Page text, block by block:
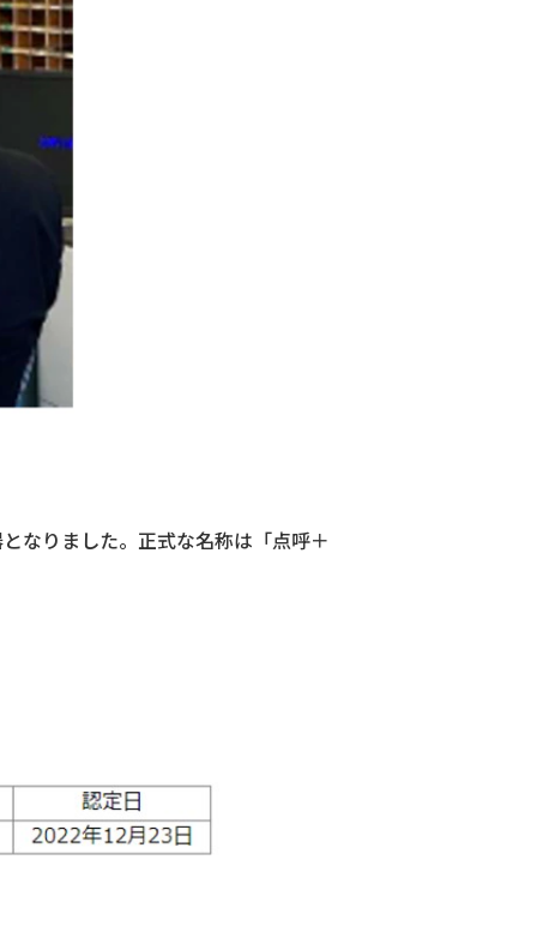
なりました。正式な名称は「点呼＋